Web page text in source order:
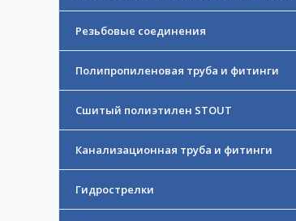
Резьбовые соединения
Полипропиленовая труба и фитинги
Сшитый полиэтилен STOUT
Канализационная труба и фитинги
Гидрострелки